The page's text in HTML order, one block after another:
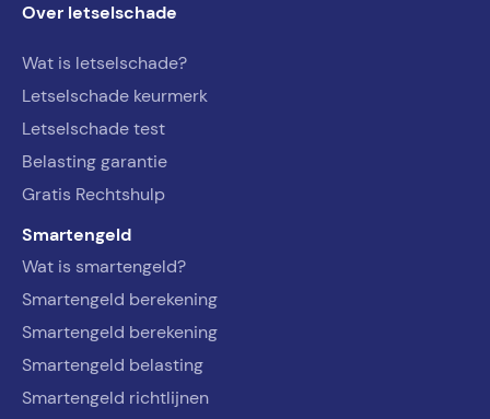
Over letselschade
Wat is letselschade?
Letselschade keurmerk
Letselschade test
Belasting garantie
Gratis Rechtshulp
Smartengeld
Wat is smartengeld?
Smartengeld berekening
Smartengeld berekening
Smartengeld belasting
Smartengeld richtlijnen